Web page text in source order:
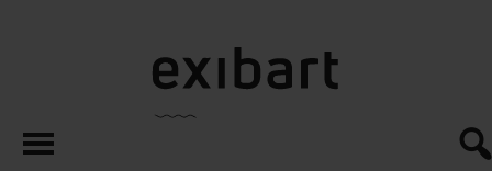
exibart.es